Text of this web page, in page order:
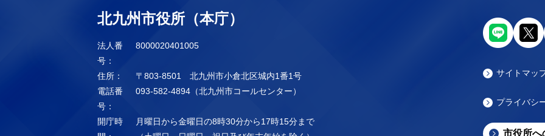
北九州市役所（本庁）
法人番
号：
8000020401005
住所：
〒803-8501 北九州市小倉北区城内1番1号
電話番
号：
093-582-4894（北九州市コールセンター）
開庁時
月曜日から金曜日の8時30分から17時15分まで
サイトマッ
プライバシ
市役所へ